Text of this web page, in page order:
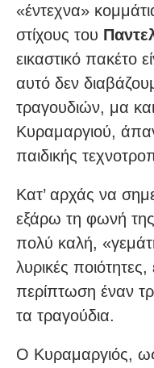
«έντεχνα»
στίχους του
εικαστικό πακέτο
αυτό δεν
τραγουδιών, μα
Κυραμαργιού,
παιδικής
Κατ’ αρχάς να
εξάρω τη φωνή
πολύ καλή,
λυρικές
περίπτωση έναν
τα τραγούδια.
Ο Κυραμαργιός, ως